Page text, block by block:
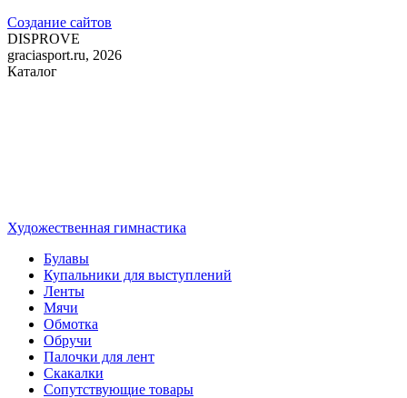
Создание сайтов
DISPROVE
graciasport.ru, 2026
Каталог
Художественная гимнастика
Булавы
Купальники для выступлений
Ленты
Мячи
Обмотка
Обручи
Палочки для лент
Скакалки
Сопутствующие товары